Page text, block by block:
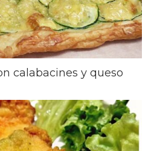
calabacines y queso